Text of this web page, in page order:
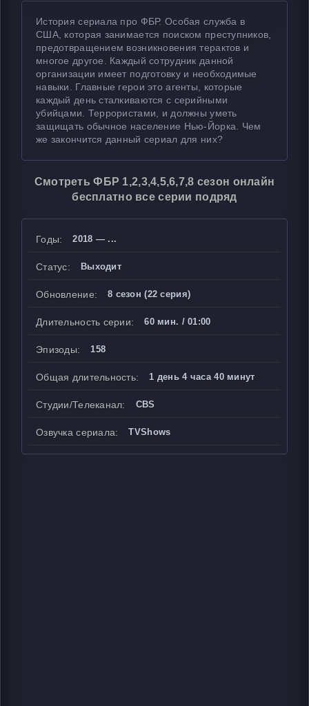
История сериала про ФБР. Особая служба в
США, которая занимается поиском преступников,
предотвращением возникновения терактов и
многое другое. Каждый сотрудник данной
организации имеет подготовку и необходимые
навыки. Главные герои это агенты, которые
каждый день сталкиваются с серийными
убийцами. Террористами , и должны уметь
защищать обычное население Нью-Йорка. Чем
же закончится данный сериал для них?
Смотреть ФБР 1,2,3,4,5,6,7,8 сезон онлайн
бесплатно все серии подряд
Годы: 2018 — ...
Статус: Выходит
Обновление: 8 сезон (22 серия)
Длительность серии: 60 мин. / 01:00
Эпизоды: 158
Общая длительность: 1 день 4 часа 40 минут
Студии/Телеканал: CBS
Озвучка сериала: TVShows